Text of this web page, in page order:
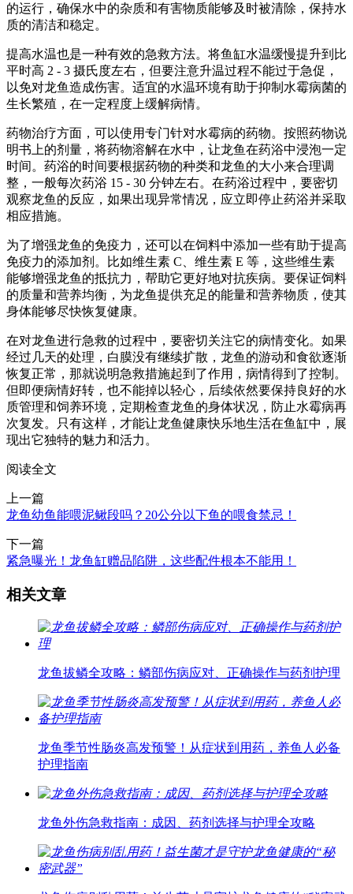
的运行，确保水中的杂质和有害物质能够及时被清除，保持水
质的清洁和稳定。
提高水温也是一种有效的急救方法。将鱼缸水温缓慢提升到比
平时高 2 - 3 摄氏度左右，但要注意升温过程不能过于急促，
以免对龙鱼造成伤害。适宜的水温环境有助于抑制水霉病菌的
生长繁殖，在一定程度上缓解病情。
药物治疗方面，可以使用专门针对水霉病的药物。按照药物说
明书上的剂量，将药物溶解在水中，让龙鱼在药浴中浸泡一定
时间。药浴的时间要根据药物的种类和龙鱼的大小来合理调
整，一般每次药浴 15 - 30 分钟左右。在药浴过程中，要密切
观察龙鱼的反应，如果出现异常情况，应立即停止药浴并采取
相应措施。
为了增强龙鱼的免疫力，还可以在饲料中添加一些有助于提高
免疫力的添加剂。比如维生素 C、维生素 E 等，这些维生素
能够增强龙鱼的抵抗力，帮助它更好地对抗疾病。要保证饲料
的质量和营养均衡，为龙鱼提供充足的能量和营养物质，使其
身体能够尽快恢复健康。
在对龙鱼进行急救的过程中，要密切关注它的病情变化。如果
经过几天的处理，白膜没有继续扩散，龙鱼的游动和食欲逐渐
恢复正常，那就说明急救措施起到了作用，病情得到了控制。
但即便病情好转，也不能掉以轻心，后续依然要保持良好的水
质管理和饲养环境，定期检查龙鱼的身体状况，防止水霉病再
次复发。只有这样，才能让龙鱼健康快乐地生活在鱼缸中，展
现出它独特的魅力和活力。
阅读全文
上一篇
龙鱼幼鱼能喂泥鳅段吗？20公分以下鱼的喂食禁忌！
下一篇
紧急曝光！龙鱼缸赠品陷阱，这些配件根本不能用！
相关文章
龙鱼拔鳞全攻略：鳞部伤病应对、正确操作与药剂护理
龙鱼季节性肠炎高发预警！从症状到用药，养鱼人必备
护理指南
龙鱼外伤急救指南：成因、药剂选择与护理全攻略